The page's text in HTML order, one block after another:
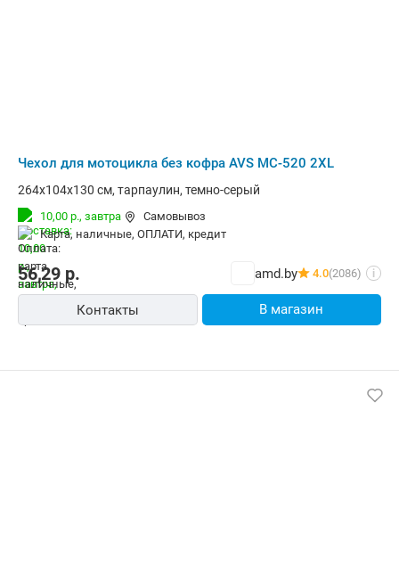
Чехол для мотоцикла без кофра AVS МС-520 2ХL
264x104x130 см, тарпаулин, темно-серый
10,00 р., завтра
Самовывоз
карта, наличные, ОПЛАТИ, кредит
56,29 р. amd.by 4.0(2086) i
Контакты В магазин